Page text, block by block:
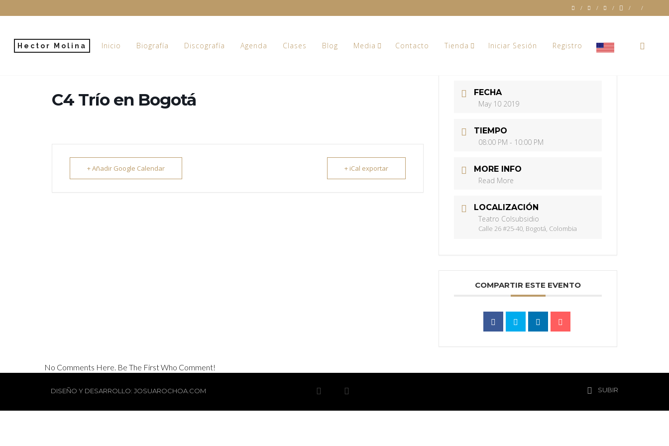
Hector Molina Inicio Biografía Discografía Agenda Clases Blog Media Contacto Tienda Iniciar Sesión Registro
0
C4 Trío en Bogotá
+ Añadir Google Calendar + iCal exportar
FECHA
May 10 2019
TIEMPO
08:00 PM - 10:00 PM
MORE INFO
Read More
LOCALIZACIÓN
Teatro Colsubsidio
Calle 26 #25-40, Bogotá, Colombia
COMPARTIR ESTE EVENTO
No Comments Here. Be The First Who Comment!
DISEÑO Y DESARROLLO: JOSUAROCHOA.COM SUBIR